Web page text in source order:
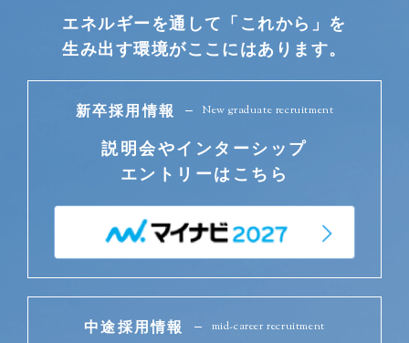
エネルギーを通して「これから」を
生み出す環境がここにはあります。
新卒採用情報 New graduate recruitment
説明会やインターシップ
エントリーはこちら
中途採用情報 mid-career recruitment